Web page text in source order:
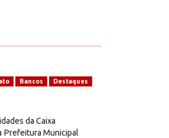
Bancos Destaques
da Caixa
Prefeitura Municipal